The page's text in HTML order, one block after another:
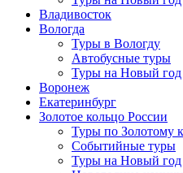
Владивосток
Вологда
Туры в Вологду
Автобусные туры
Туры на Новый год
Воронеж
Екатеринбург
Золотое кольцо России
Туры по Золотому
Событийные туры
Туры на Новый год